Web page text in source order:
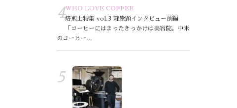
WHO LOVE COFFEE
焙煎士特集 vol.3 森崇顕インタビュー前編
「コーヒーにはまったきっかけは美容院。中米
のコーヒー...